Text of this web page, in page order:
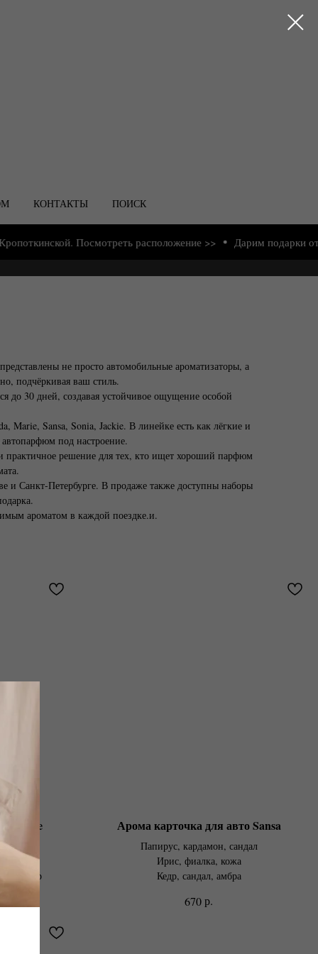
КОНТАКТЫ ПОИСК
Посмотреть расположение >> Дарим подарки от 2000
не просто автомобильные ароматизаторы, а
подчёркивая ваш стиль.
до 30 дней, создавая устойчивое ощущение особой
Sansa, Sonia, Jackie. В линейке есть как лёгкие и
под настроение.
практичное решение для тех, кто ищет хороший парфюм
Санкт-Петербурге. В продаже также доступны наборы
ароматом в каждой поездке.и.
Marie
кедр
Арома карточка для авто Sansa
Папирус, кардамон, сандал
Ирис, фиалка, кожа
Кедр, сандал, амбра
670р.